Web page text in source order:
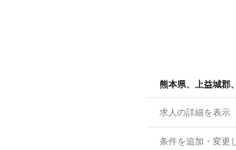
熊本県、上益城郡
求人の詳細を表示
条件を追加・変更